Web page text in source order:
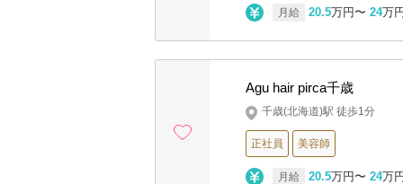
月給 20.5万円〜 24万
Agu hair pirca千歳
千歳(北海道)駅 徒歩1分
正社員 美容師
月給 20.5万円〜 24万